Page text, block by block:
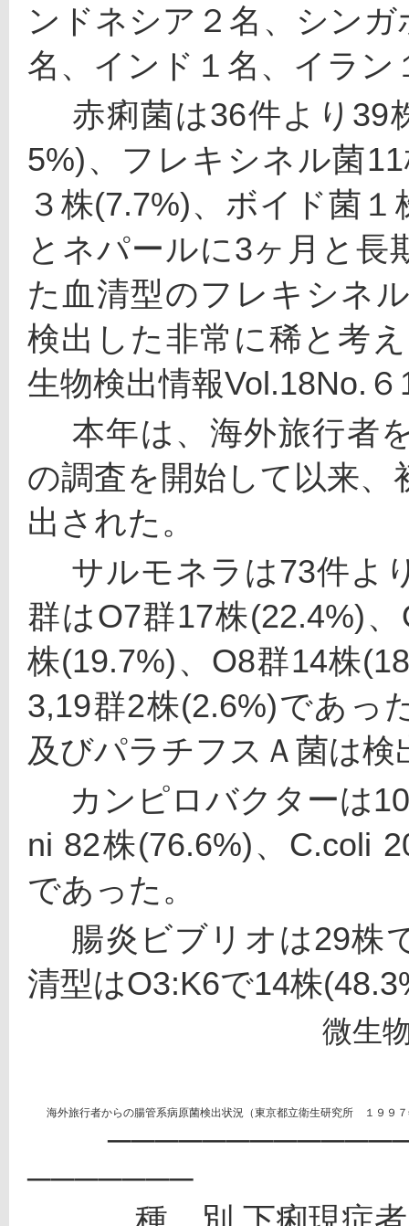
ンドネシア２名、シン
名、インド１名、イラ
5%)、フレキシネル菌
３株(7.7%)、ボイド菌
とネパールに3ヶ月と長
た血清型のフレキシネ
検出した非常に稀と考
生物検出情報Vol.18No.
の調査を開始して以来、
出された。
群はO7群17株(22.4%)
株(19.7%)、O8群14株
3,19群2株(2.6%)であっ
及びパラチフスＡ菌は
ni 82株(76.6%)、C.coli
であった。
清型はO3:K6で14株
微生
海外旅行者からの腸管系病原菌検出状況（東京都立衛生研究所　１９９
───────